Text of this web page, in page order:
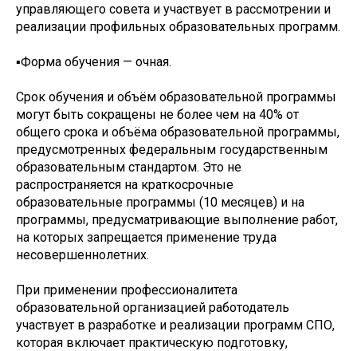
управляющего совета и участвует в рассмотрении и
реализации профильных образовательных программ.
▪️Форма обучения — очная.
Срок обучения и объём образовательной программы
могут быть сокращены не более чем на 40% от
общего срока и объёма образовательной программы,
предусмотренных федеральным государственным
образовательным стандартом. Это не
распространяется на краткосрочные
образовательные программы (10 месяцев) и на
программы, предусматривающие выполнение работ,
на которых запрещается применение труда
несовершеннолетних.
При применении профессионалитета
образовательной организацией работодатель
участвует в разработке и реализации программ СПО,
которая включает практическую подготовку,